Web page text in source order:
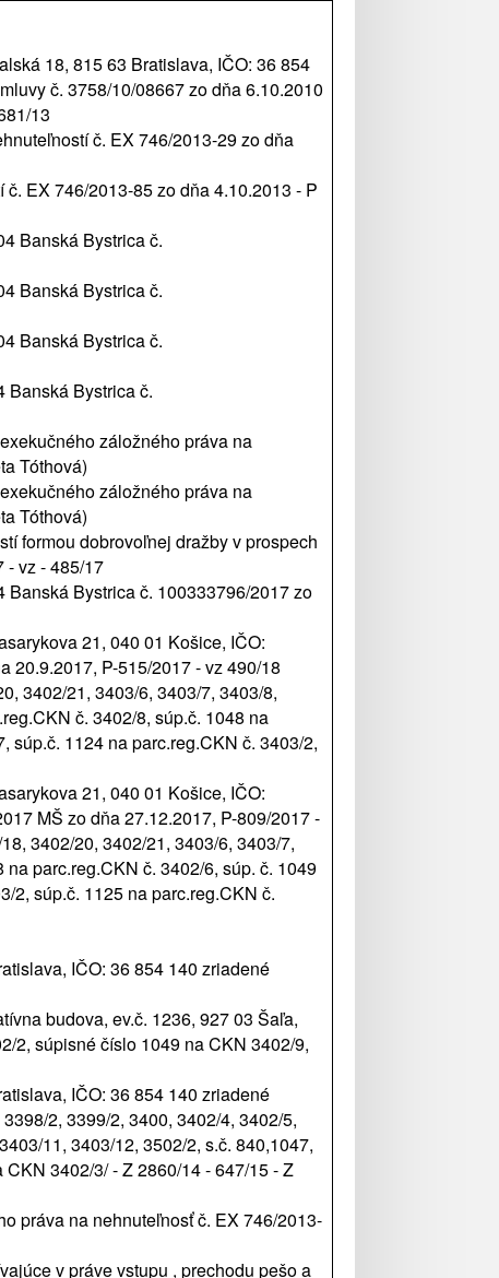
18, 815 63 Bratislava, IČO: 36 854
č. 3758/10/08667 zo dňa 6.10.2010
13
č. EX 746/2013-29 zo dňa
EX 746/2013-85 zo dňa 4.10.2013 - P
Banská Bystrica č.
Banská Bystrica č.
Banská Bystrica č.
Banská Bystrica č.
záložného práva na
Tóthová)
záložného práva na
Tóthová)
formou dobrovoľnej dražby v prospech
- vz - 485/17
Bystrica č. 100333796/2017 zo
21, 040 01 Košice, IČO:
20.9.2017, P-515/2017 - vz 490/18
3402/21, 3403/6, 3403/7, 3403/8,
č. 3402/8, súp.č. 1048 na
súp.č. 1124 na parc.reg.CKN č. 3403/2,
21, 040 01 Košice, IČO:
MŠ zo dňa 27.12.2017, P-809/2017 -
3402/20, 3402/21, 3403/6, 3403/7,
parc.reg.CKN č. 3402/6, súp. č. 1049
2, súp.č. 1125 na parc.reg.CKN č.
IČO: 36 854 140 zriadené
budova, ev.č. 1236, 927 03 Šaľa,
2, súpisné číslo 1049 na CKN 3402/9,
IČO: 36 854 140 zriadené
2, 3399/2, 3400, 3402/4, 3402/5,
11, 3403/12, 3502/2, s.č. 840,1047,
3402/3/ - Z 2860/14 - 647/15 - Z
práva na nehnuteľnosť č. EX 746/2013-
v práve vstupu , prechodu pešo a